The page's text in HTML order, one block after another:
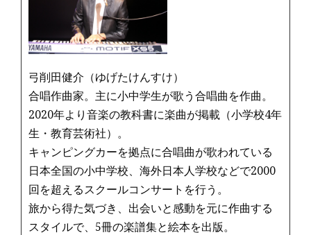
弓削田健介（ゆげたけんすけ）
合唱作曲家。主に小中学生が歌う合唱曲を作曲。
2020年より音楽の教科書に楽曲が掲載（小学校4年
生・教育芸術社）。
キャンピングカーを拠点に合唱曲が歌われている
日本全国の小中学校、海外日本人学校などで2000
回を超えるスクールコンサートを行う。
旅から得た気づき、出会いと感動を元に作曲する
スタイルで、5冊の楽譜集と絵本を出版。